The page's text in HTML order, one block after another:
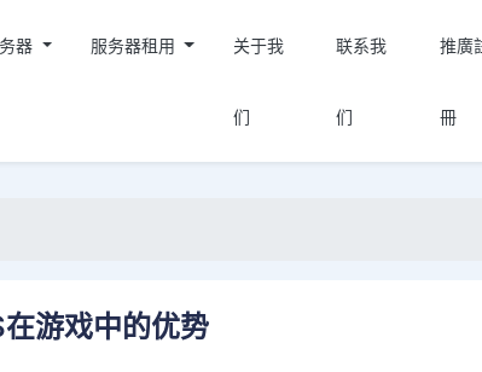
器 服务器租用 关于我
们
联系我
们
推廣
冊
游戏中的优势